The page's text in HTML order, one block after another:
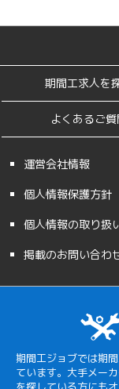
期間工求人を
よくあるご質
運営会社情報
個人情報保護方針
個人情報の取り扱
掲載のお問い合わ
期間工ジョブでは期
ています。大手メー